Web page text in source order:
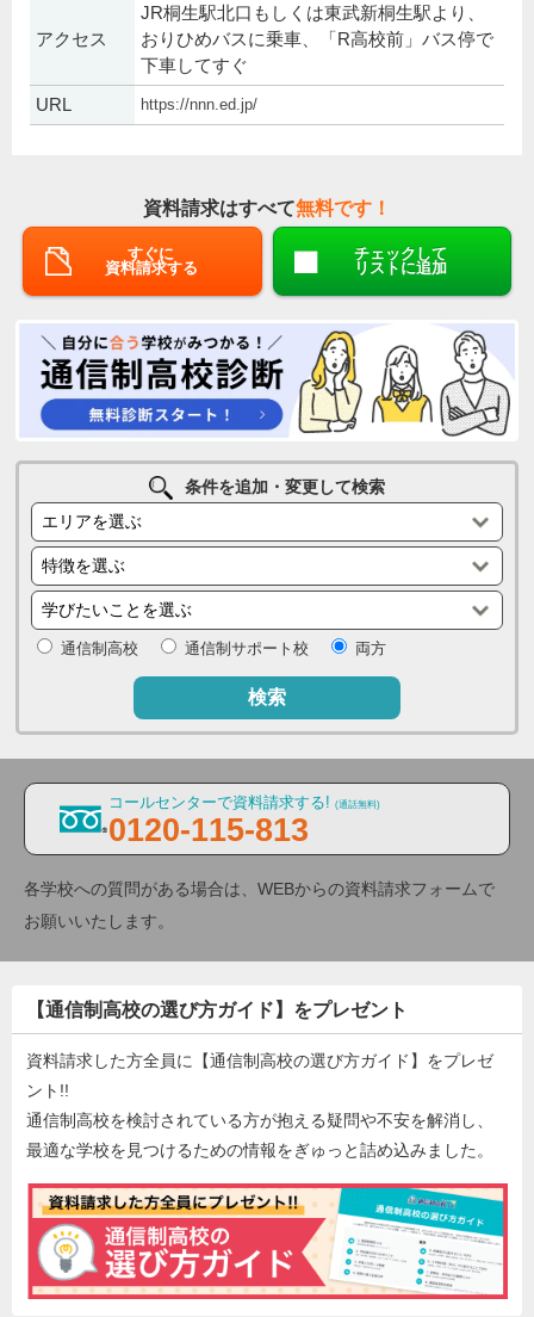
アクセス
JR桐生駅北口もしくは東武新桐生駅より、
おりひめバスに乗車、「R高校前」バス停で
下車してすぐ
URL
https://nnn.ed.jp/
資料請求はすべて無料です！
すぐに
資料請求する
チェックして
リストに追加
条件を追加・変更して検索
通信制高校 通信制サポート校 両方
検索
コールセンターで資料請求する! (通話無料)
0120-115-813
各学校への質問がある場合は、WEBからの資料請求フォームで
お願いいたします。
【通信制高校の選び方ガイド】をプレゼント
資料請求した方全員に【通信制高校の選び方ガイド】をプレゼ
ント!!
通信制高校を検討されている方が抱える疑問や不安を解消し、
最適な学校を見つけるための情報をぎゅっと詰め込みました。